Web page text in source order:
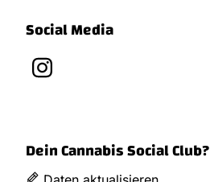
Social Media
Dein Cannabis Social Club?